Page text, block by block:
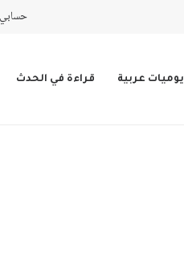
حسابي
يوميات عربية قراءة في الحدث